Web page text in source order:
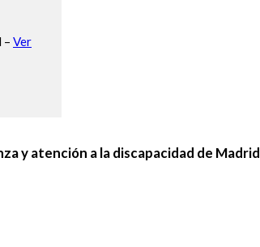
– Ver
y atención a la discapacidad de Madrid